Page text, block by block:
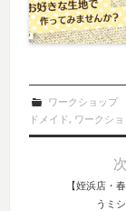
ワークショップ
ドメイド, ワークシ
Post【姪浜店・
うミ